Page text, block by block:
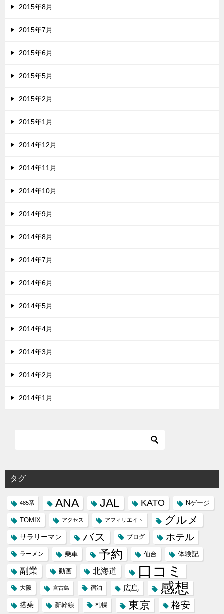
2015年8月
2015年7月
2015年6月
2015年5月
2015年2月
2015年1月
2014年12月
2014年11月
2014年10月
2014年9月
2014年8月
2014年7月
2014年6月
2014年5月
2014年4月
2014年3月
2014年2月
2014年1月
タグ
485系 ANA JAL KATO Nゲージ
TOMIX アクセス アフィリエイト グルメ
サラリーマン バス ブログ ホテル
ラーメン 乗車 予約 仙台 体験記
副業 動画 北海道 口コミ
大阪 宮古島 宿泊 広島 感想
搭乗 新幹線 札幌 東京 格安